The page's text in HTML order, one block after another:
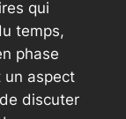
qui
temps,
phase
un aspect
discuter